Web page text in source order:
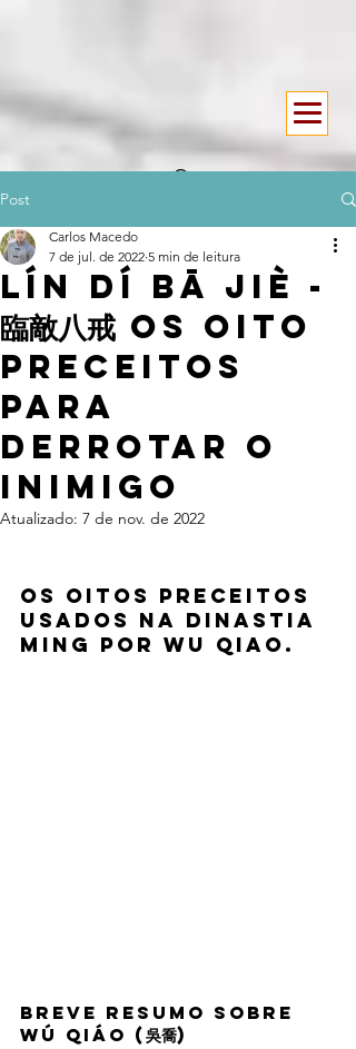
Post
Lín dí bā jiè -
臨敵八戒 Os oito
preceitos
para
derrotar o
inimigo
Carlos Macedo
7 de jul. de 2022 5 min de leitura
Atualizado: 7 de nov. de 2022
Os oitos preceitos
usados na Dinastia
Ming por Wu Qiao.
Breve resumo sobre
Wú Qiáo (吳喬)